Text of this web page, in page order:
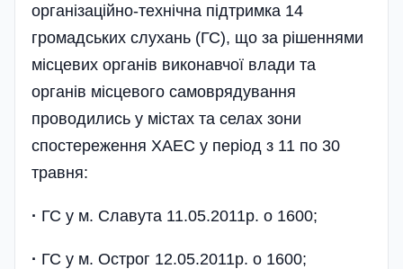
організаційно-технічна підтримка 14
громадських слухань (ГС), що за рішеннями
місцевих органів виконавчої влади та
органів місцевого самоврядування
проводились у містах та селах зони
спостереження ХАЕС у період з 11 по 30
травня:
· ГС у м. Славута 11.05.2011р. о 1600;
· ГС у м. Острог 12.05.2011р. о 1600;